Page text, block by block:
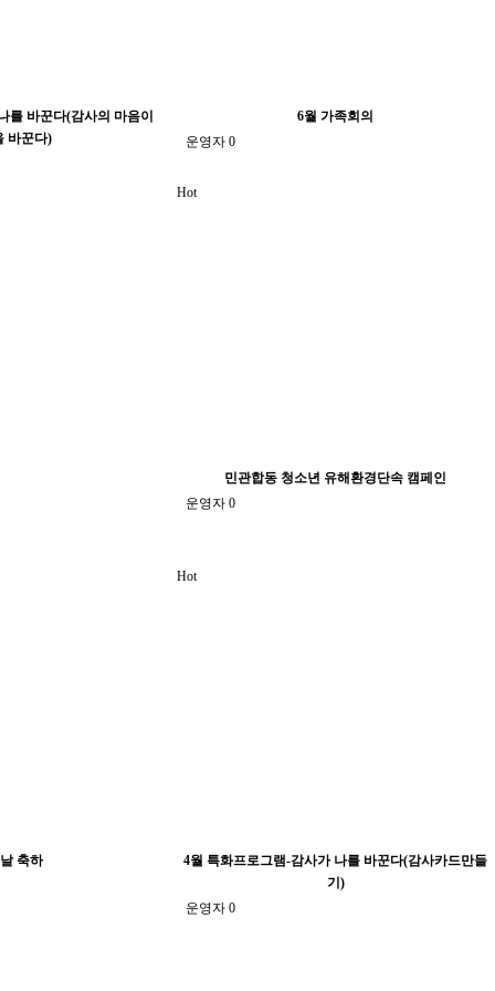
를 바꾼다(감사의 마음이
바꾼다)
6월 가족회의
운영자 0
Hot
민관합동 청소년 유해환경단속 캠페인
운영자 0
축하
Hot
4월 특화프로그램-감사가 나를 바꾼다(감사카드만들
기)
운영자 0